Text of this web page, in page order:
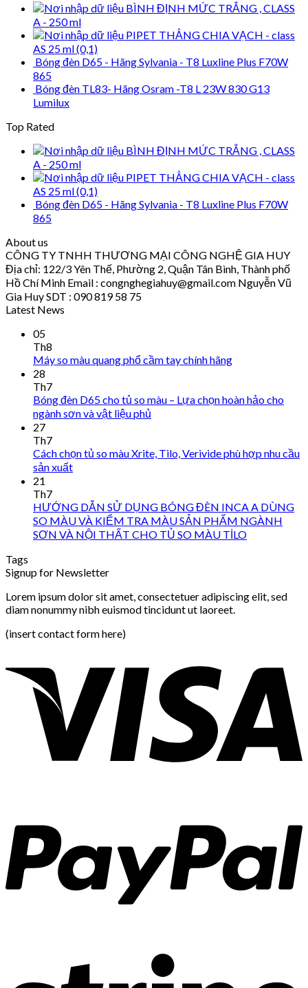
BÌNH ĐỊNH MỨC TRẮNG , CLASS
A - 250 ml
PIPET THẲNG CHIA VẠCH - class
AS 25 ml (0,1)
Bóng đèn D65 - Hãng Sylvania - T8 Luxline Plus F70W
865
Bóng đèn TL83- Hãng Osram -T8 L 23W 830 G13
Lumilux
Top Rated
BÌNH ĐỊNH MỨC TRẮNG , CLASS
A - 250 ml
PIPET THẲNG CHIA VẠCH - class
AS 25 ml (0,1)
Bóng đèn D65 - Hãng Sylvania - T8 Luxline Plus F70W
865
About us
CÔNG TY TNHH THƯƠNG MẠI CÔNG NGHỆ GIA HUY
Địa chỉ: 122/3 Yên Thế, Phường 2, Quận Tân Bình, Thành phố
Hồ Chí Minh Email : congnghegiahuy@gmail.com Nguyễn Vũ
Gia Huy SDT : 090 819 58 75
Latest News
05
Th8
Máy so màu quang phổ cầm tay chính hãng
28
Th7
Bóng đèn D65 cho tủ so màu – Lựa chọn hoàn hảo cho
ngành sơn và vật liệu phủ
27
Th7
Cách chọn tủ so màu Xrite, Tilo, Verivide phù hợp nhu cầu
sản xuất
21
Th7
HƯỚNG DẪN SỬ DỤNG BÓNG ĐÈN INCA A DÙNG
SO MÀU VÀ KIỂM TRA MÀU SẢN PHẨM NGÀNH
SƠN VÀ NỘI THẤT CHO TỦ SO MÀU TİLO
Tags
Signup for Newsletter
Lorem ipsum dolor sit amet, consectetuer adipiscing elit, sed
diam nonummy nibh euismod tincidunt ut laoreet.
(insert contact form here)